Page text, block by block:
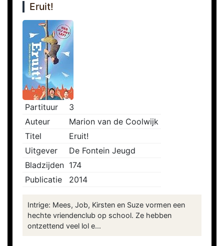
Eruit!
Partituur
3
Auteur
Marion van de Coolwijk
Titel
Eruit!
Uitgever
De Fontein Jeugd
Bladzijden 174
Publicatie
2014
Intrige: Mees, Job, Kirsten en Suze vormen een
hechte vriendenclub op school. Ze hebben
ontzettend veel lol e...